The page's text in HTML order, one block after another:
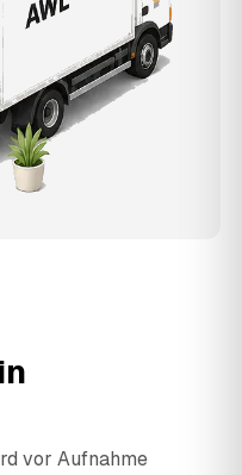
vor Aufnahme